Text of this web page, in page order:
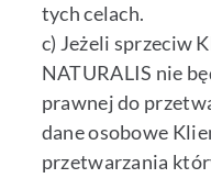
tych celach.
c) Jeżeli sprzeciw
NATURALIS nie
prawnej do
dane osobowe
przetwarzania